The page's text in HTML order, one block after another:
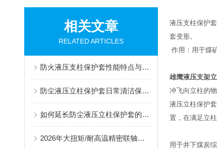
相关文章
RELATED ARTICLES
防火液压支柱保护套性能特点与阻燃防护应用
防尘液压立柱保护套日常清洁保养与更换规范
如何延长防尘液压立柱保护套的使用寿命？
2026年大扭矩/耐高温精密联轴器定制找哪家？能实现精准定制的优质厂家盘点
液压支柱保护
套变形。
作用：用于煤
雄鹰液压支架
冲飞向立柱的
液压立柱保护
置，在满足立
用于井下煤炭